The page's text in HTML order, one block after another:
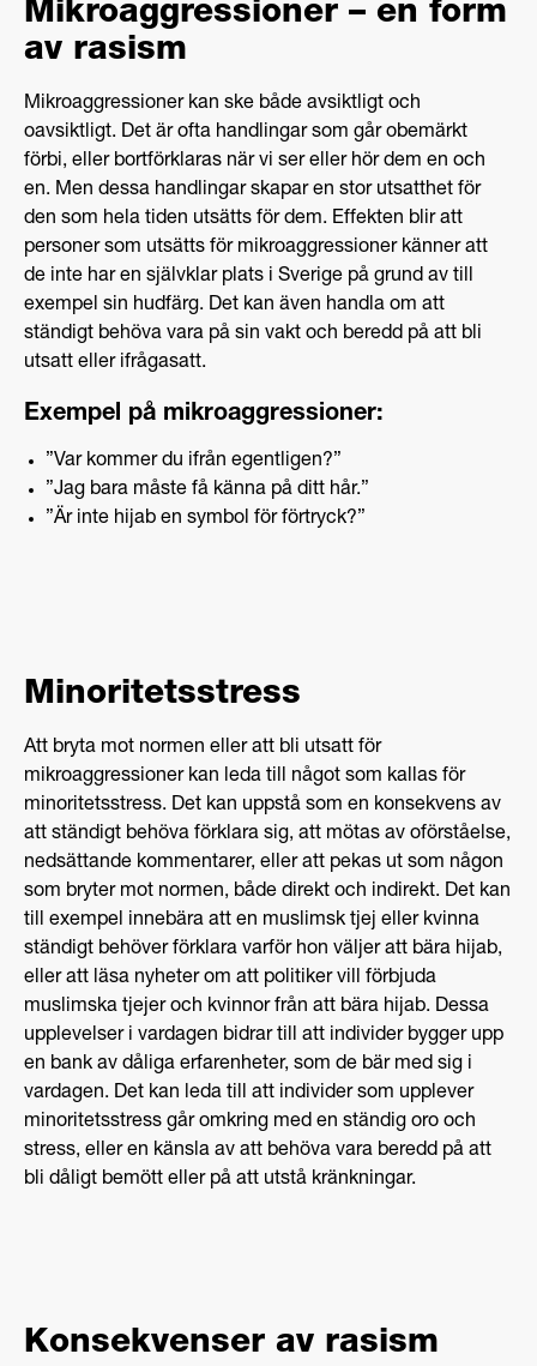
Mikroaggressioner – en form
av rasism
Mikroaggressioner kan ske både avsiktligt och
oavsiktligt. Det är ofta handlingar som går obemärkt
förbi, eller bortförklaras när vi ser eller hör dem en och
en. Men dessa handlingar skapar en stor utsatthet för
den som hela tiden utsätts för dem. Effekten blir att
personer som utsätts för mikroaggressioner känner att
de inte har en självklar plats i Sverige på grund av till
exempel sin hudfärg. Det kan även handla om att
ständigt behöva vara på sin vakt och beredd på att bli
utsatt eller ifrågasatt.
Exempel på mikroaggressioner:
”Var kommer du ifrån egentligen?”
”Jag bara måste få känna på ditt hår.”
”Är inte hijab en symbol för förtryck?”
Minoritetsstress
Att bryta mot normen eller att bli utsatt för
mikroaggressioner kan leda till något som kallas för
minoritetsstress. Det kan uppstå som en konsekvens av
att ständigt behöva förklara sig, att mötas av oförståelse,
nedsättande kommentarer, eller att pekas ut som någon
som bryter mot normen, både direkt och indirekt. Det kan
till exempel innebära att en muslimsk tjej eller kvinna
ständigt behöver förklara varför hon väljer att bära hijab,
eller att läsa nyheter om att politiker vill förbjuda
muslimska tjejer och kvinnor från att bära hijab. Dessa
upplevelser i vardagen bidrar till att individer bygger upp
en bank av dåliga erfarenheter, som de bär med sig i
vardagen. Det kan leda till att individer som upplever
minoritetsstress går omkring med en ständig oro och
stress, eller en känsla av att behöva vara beredd på att
bli dåligt bemött eller på att utstå kränkningar.
Konsekvenser av rasism